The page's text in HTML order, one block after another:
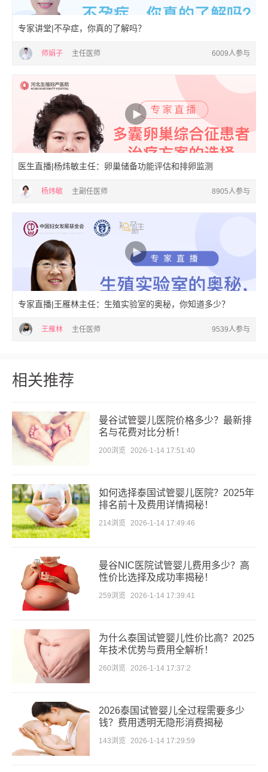
专家讲堂|不孕症，你真的了解吗？
师娟子 主任医师 6009人参与
医生直播|杨炜敏主任：卵巢储备功能评估和排卵监测
杨炜敏 主副任医师 8905人参与
专家直播|王雁林主任：生殖实验室的奥秘，你知道多少？
王雁林 主任医师 9539人参与
相关推荐
曼谷试管婴儿医院价格多少？最新排
名与花费对比分析！
200浏览 2026-1-14 17:51:40
如何选择泰国试管婴儿医院？2025年
排名前十及费用详情揭秘！
214浏览 2026-1-14 17:49:46
曼谷NIC医院试管婴儿费用多少？高
性价比选择及成功率揭秘！
259浏览 2026-1-14 17:39:41
为什么泰国试管婴儿性价比高？2025
年技术优势与费用全解析！
260浏览 2026-1-14 17:37:2
2026泰国试管婴儿全过程需要多少
钱？费用透明无隐形消费揭秘
143浏览 2026-1-14 17:29:59